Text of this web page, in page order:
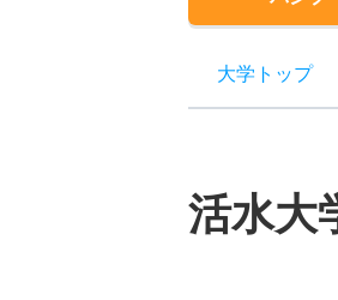
大学トップ
活水大